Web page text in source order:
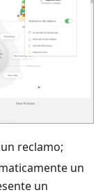
reclamo;
un
un